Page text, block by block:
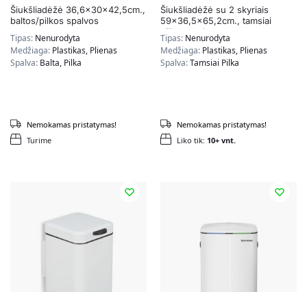
Šiukšliadėžė 36,6x30x42,5cm.,
baltos/pilkos spalvos
Tipas: Nenurodyta
Medžiaga: Plastikas, Plienas
Spalva: Balta, Pilka
Turime
Nemokamas pristatymas!
Šiukšliadėžė su 2 skyriais
59×36,5×65,2cm., tamsiai
pilkos spalvos
Tipas: Nenurodyta
Medžiaga: Plastikas, Plienas
Spalva:Tamsiai Pilka
Liko tik: 10+ vnt.
Nemokamas pristatymas!